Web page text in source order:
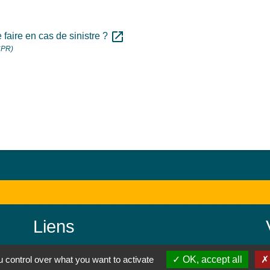
en cas de sinistre ? open_in_new
Liens
Colmar Agglomération
over what you want to activate OK, accept all